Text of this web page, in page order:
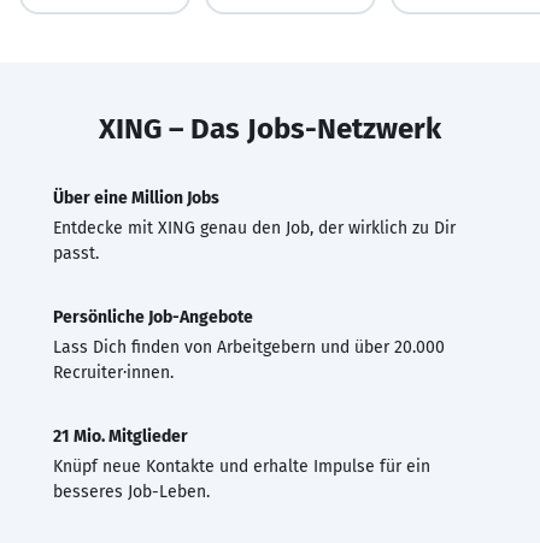
XING – Das Jobs-Netzwerk
Über eine Million Jobs
Entdecke mit XING genau den Job, der wirklich zu Dir
passt.
Persönliche Job-Angebote
Lass Dich finden von Arbeitgebern und über 20.000
Recruiter·innen.
21 Mio. Mitglieder
Knüpf neue Kontakte und erhalte Impulse für ein
besseres Job-Leben.